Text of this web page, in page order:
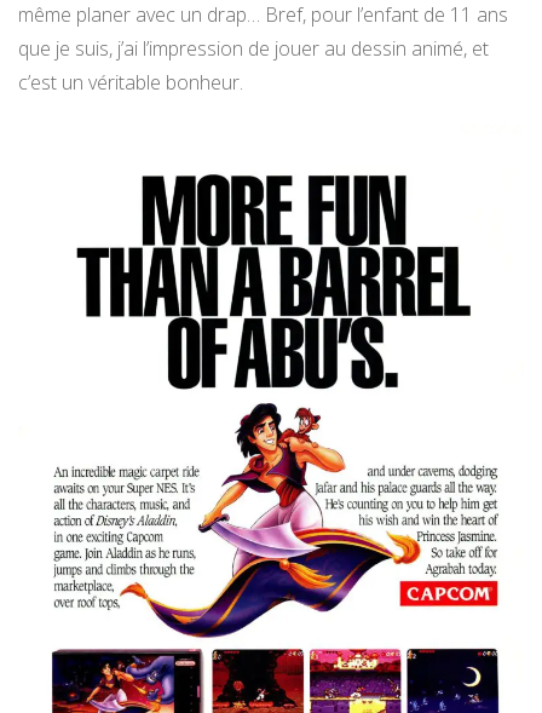
même planer avec un drap… Bref, pour l’enfant de 11 ans
que je suis, j’ai l’impression de jouer au dessin animé, et
c’est un véritable bonheur.